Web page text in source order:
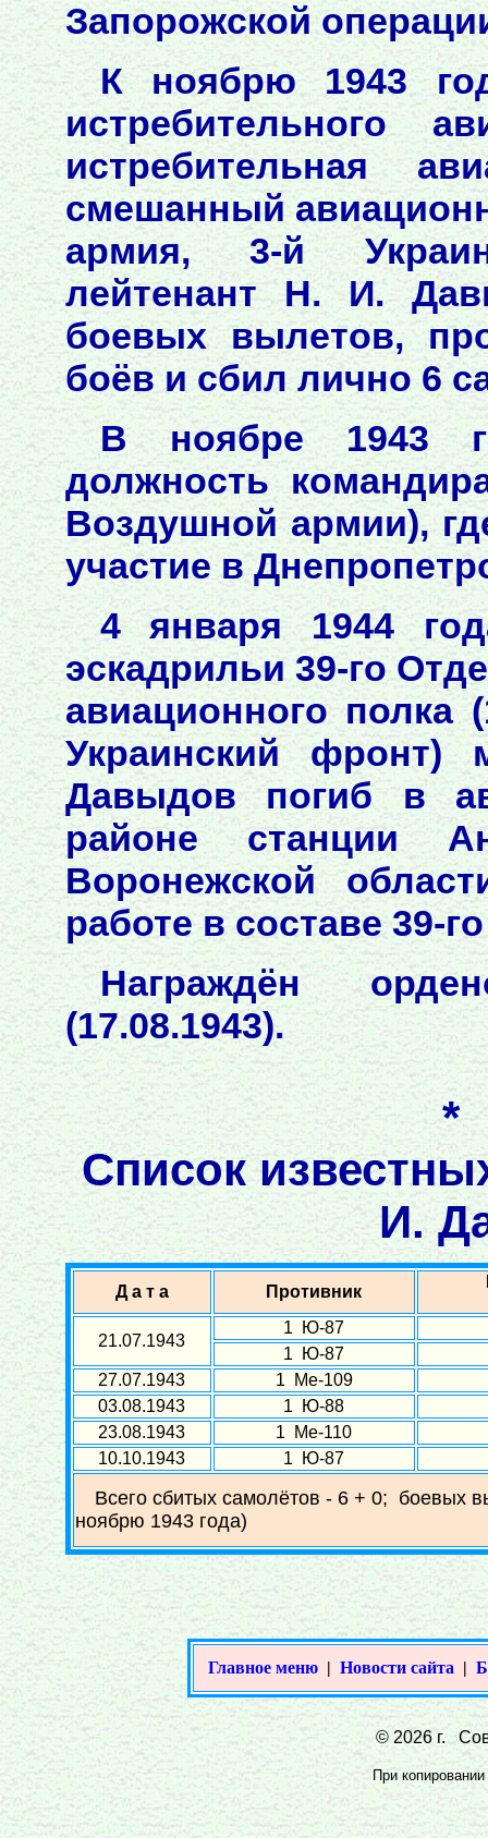
Запорожской
К ноябрю 1943
истребительного
истребительная
смешанный
армия, 3-й
лейтенант Н. И.
боевых вылетов,
боёв и сбил лично 6
В ноябре 1943
должность
Воздушной армии),
участие в
4 января 1944
эскадрильи 39-го
авиационного полка
Украинский
Давыдов погиб в
районе станции
Воронежской
работе в составе 39-
Награждён
(17.08.1943).
Список
И.
Д а т а Противник
21.07.1943
1 Ю-87
1 Ю-87
27.07.1943
1 Ме-109
03.08.1943
1 Ю-88
23.08.1943
1 Ме-110
10.10.1943
1 Ю-87
Всего сбитых самолётов - 6 + 0; боевых
ноябрю 1943 года)
Главное меню | Новости сайта |
© 2026 г.
При копировании